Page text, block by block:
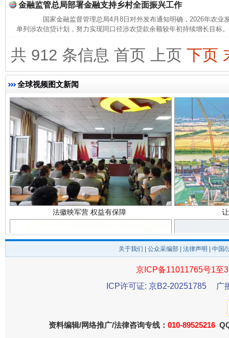
金融监管总局部署金融支持乡村全面振兴工作
国家金融监督管理总局4月8日对外发布通知明确，2026年农业
单列涉农信贷计划，努力实现同口径涉农贷款余额较年初持续增长目
共 912 条信息 首页 上页 下页
全球视频图文新闻
完善运行机制助力责任有效落实
法徽映军营 权益有保障
关于我们 公众采编部 法律声明 | 中国
京ICP备11011765号1至
ICP许可证: 京B2-20251785
广
资料编辑/网络推广/法律咨询专线： 010-89525216